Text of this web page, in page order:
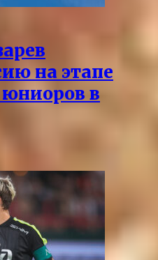
на этапе
в